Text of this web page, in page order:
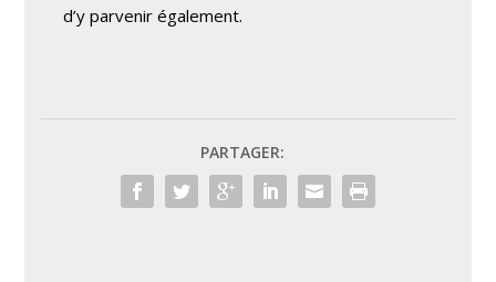
d’y parvenir également.
PARTAGER: